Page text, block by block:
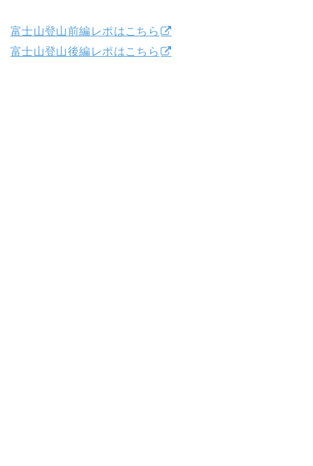
富士山登山前編レポはこちら
富士山登山後編レポはこちら